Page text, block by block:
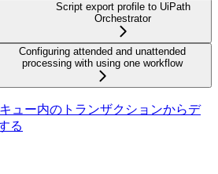
Script export profile to UiPath
Orchestrator
Configuring attended and unattended
processing with using one workflow
キュー内のトランザクションからデ
る